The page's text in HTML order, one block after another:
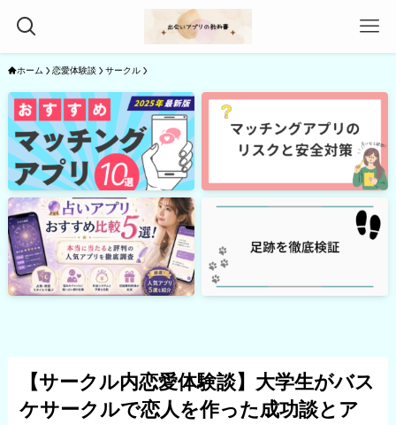
ホーム 恋愛体験談 サークル
【サークル内恋愛体験談】大学生がバス
ケサークルで恋人を作った成功談とア